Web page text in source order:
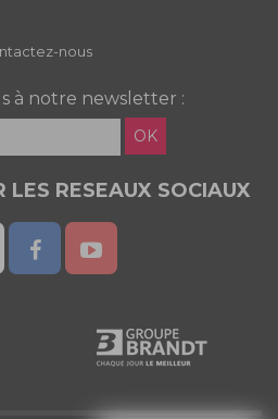
nous
à notre newsletter :
OK
LES RESEAUX SOCIAUX